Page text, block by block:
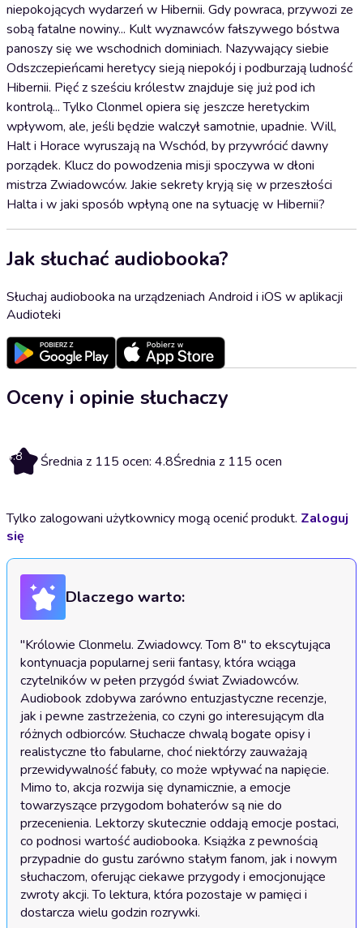
niepokojących wydarzeń w Hibernii. Gdy powraca, przywozi ze
sobą fatalne nowiny... Kult wyznawców fałszywego bóstwa
panoszy się we wschodnich dominiach. Nazywający siebie
Odszczepieńcami heretycy sieją niepokój i podburzają ludność
Hibernii. Pięć z sześciu królestw znajduje się już pod ich
kontrolą... Tylko Clonmel opiera się jeszcze heretyckim
wpływom, ale, jeśli będzie walczył samotnie, upadnie. Will,
Halt i Horace wyruszają na Wschód, by przywrócić dawny
porządek. Klucz do powodzenia misji spoczywa w dłoni
mistrza Zwiadowców. Jakie sekrety kryją się w przeszłości
Halta i w jaki sposób wpłyną one na sytuację w Hibernii?
Jak słuchać audiobooka?
Słuchaj audiobooka na urządzeniach Android i iOS w aplikacji
Audioteki
Oceny i opinie słuchaczy
4.8 Średnia z 115 ocen: 4.8Średnia z 115 ocen
Tylko zalogowani użytkownicy mogą ocenić produkt. Zaloguj
się
Dlaczego warto:
"Królowie Clonmelu. Zwiadowcy. Tom 8" to ekscytująca
kontynuacja popularnej serii fantasy, która wciąga
czytelników w pełen przygód świat Zwiadowców.
Audiobook zdobywa zarówno entuzjastyczne recenzje,
jak i pewne zastrzeżenia, co czyni go interesującym dla
różnych odbiorców. Słuchacze chwalą bogate opisy i
realistyczne tło fabularne, choć niektórzy zauważają
przewidywalność fabuły, co może wpływać na napięcie.
Mimo to, akcja rozwija się dynamicznie, a emocje
towarzyszące przygodom bohaterów są nie do
przecenienia. Lektorzy skutecznie oddają emocje postaci,
co podnosi wartość audiobooka. Książka z pewnością
przypadnie do gustu zarówno stałym fanom, jak i nowym
słuchaczom, oferując ciekawe przygody i emocjonujące
zwroty akcji. To lektura, która pozostaje w pamięci i
dostarcza wielu godzin rozrywki.